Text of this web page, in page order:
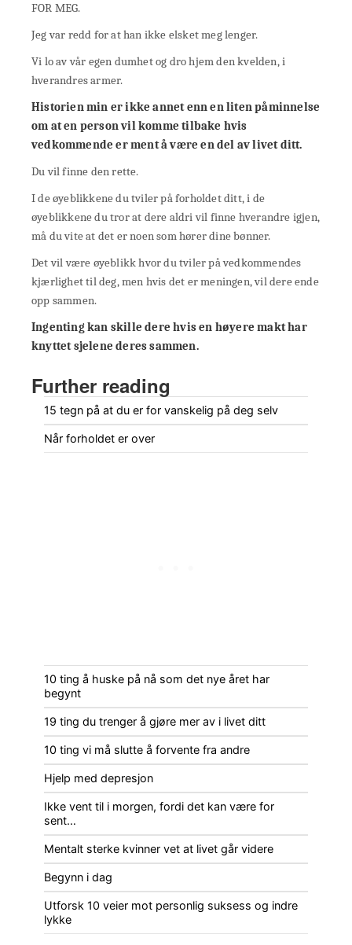
FOR MEG.
Jeg var redd for at han ikke elsket meg lenger.
Vi lo av vår egen dumhet og dro hjem den kvelden, i
hverandres armer.
Historien min er ikke annet enn en liten påminnelse
om at en person vil komme tilbake hvis
vedkommende er ment å være en del av livet ditt.
Du vil finne den rette.
I de øyeblikkene du tviler på forholdet ditt, i de
øyeblikkene du tror at dere aldri vil finne hverandre igjen,
må du vite at det er noen som hører dine bønner.
Det vil være øyeblikk hvor du tviler på vedkommendes
kjærlighet til deg, men hvis det er meningen, vil dere ende
opp sammen.
Ingenting kan skille dere hvis en høyere makt har
knyttet sjelene deres sammen.
Further reading
15 tegn på at du er for vanskelig på deg selv
Når forholdet er over
10 ting å huske på nå som det nye året har
begynt
19 ting du trenger å gjøre mer av i livet ditt
10 ting vi må slutte å forvente fra andre
Hjelp med depresjon
Ikke vent til i morgen, fordi det kan være for
sent…
Mentalt sterke kvinner vet at livet går videre
Begynn i dag
Utforsk 10 veier mot personlig suksess og indre
lykke